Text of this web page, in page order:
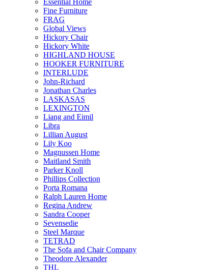
Essential Home
Fine Furniture
FRAG
Global Views
Hickory Chair
Hickory White
HIGHLAND HOUSE
HOOKER FURNITURE
INTERLUDE
John-Richard
Jonathan Charles
LASKASAS
LEXINGTON
Liang and Eimil
Libra
Lillian August
Lily Koo
Magnussen Home
Maitland Smith
Parker Knoll
Phillips Collection
Porta Romana
Ralph Lauren Home
Regina Andrew
Sandra Cooper
Sevensedie
Steel Marque
TETRAD
The Sofa and Chair Company
Theodore Alexander
THL